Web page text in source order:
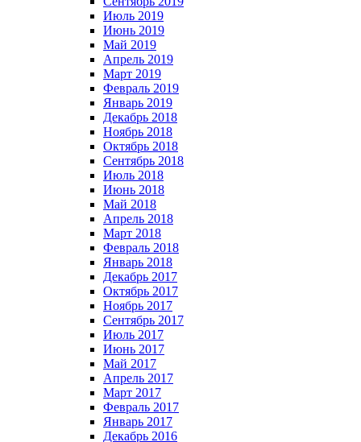
Июль 2019
Июнь 2019
Май 2019
Апрель 2019
Март 2019
Февраль 2019
Январь 2019
Декабрь 2018
Ноябрь 2018
Октябрь 2018
Сентябрь 2018
Июль 2018
Июнь 2018
Май 2018
Апрель 2018
Март 2018
Февраль 2018
Январь 2018
Декабрь 2017
Октябрь 2017
Ноябрь 2017
Сентябрь 2017
Июль 2017
Июнь 2017
Май 2017
Апрель 2017
Март 2017
Февраль 2017
Январь 2017
Декабрь 2016